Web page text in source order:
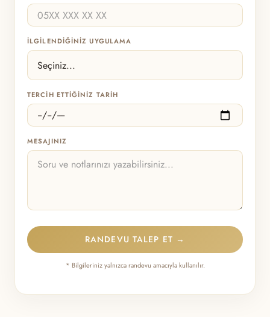
İLGILENDIĞINIZ UYGULAMA
TERCIH ETTIĞINIZ TARIH
MESAJINIZ
* Bilgileriniz yalnızca randevu amacıyla kullanılır.